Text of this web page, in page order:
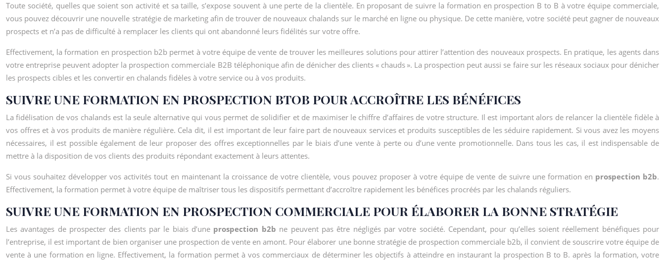
Toute société, quelles que soient son activité et sa taille, s’expose souvent à une perte de la clientèle. En proposant de suivre la formation en prospection B to B à votre équipe commerciale,
vous pouvez découvrir une nouvelle stratégie de marketing afin de trouver de nouveaux chalands sur le marché en ligne ou physique. De cette manière, votre société peut gagner de nouveaux
prospects et n’a pas de difficulté à remplacer les clients qui ont abandonné leurs fidélités sur votre offre.
Effectivement, la formation en prospection b2b permet à votre équipe de vente de trouver les meilleures solutions pour attirer l’attention des nouveaux prospects. En pratique, les agents dans
votre entreprise peuvent adopter la prospection commerciale B2B téléphonique afin de dénicher des clients « chauds ». La prospection peut aussi se faire sur les réseaux sociaux pour dénicher
les prospects cibles et les convertir en chalands fidèles à votre service ou à vos produits.
SUIVRE UNE FORMATION EN PROSPECTION BTOB POUR ACCROÎTRE LES BÉNÉFICES
La fidélisation de vos chalands est la seule alternative qui vous permet de solidifier et de maximiser le chiffre d’affaires de votre structure. Il est important alors de relancer la clientèle fidèle à
vos offres et à vos produits de manière régulière. Cela dit, il est important de leur faire part de nouveaux services et produits susceptibles de les séduire rapidement. Si vous avez les moyens
nécessaires, il est possible également de leur proposer des offres exceptionnelles par le biais d’une vente à perte ou d’une vente promotionnelle. Dans tous les cas, il est indispensable de
mettre à la disposition de vos clients des produits répondant exactement à leurs attentes.
Si vous souhaitez développer vos activités tout en maintenant la croissance de votre clientèle, vous pouvez proposer à votre équipe de vente de suivre une formation en prospection b2b.
Effectivement, la formation permet à votre équipe de maîtriser tous les dispositifs permettant d’accroître rapidement les bénéfices procréés par les chalands réguliers.
SUIVRE UNE FORMATION EN PROSPECTION COMMERCIALE POUR ÉLABORER LA BONNE STRATÉGIE
Les avantages de prospecter des clients par le biais d’une prospection b2b ne peuvent pas être négligés par votre société. Cependant, pour qu’elles soient réellement bénéfiques pour
l’entreprise, il est important de bien organiser une prospection de vente en amont. Pour élaborer une bonne stratégie de prospection commerciale b2b, il convient de souscrire votre équipe de
vente à une formation en ligne. Effectivement, la formation permet à vos commerciaux de déterminer les objectifs à atteindre en instaurant la prospection B to B. après la formation, votre